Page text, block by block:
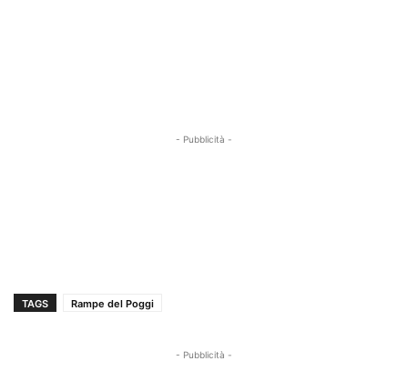
- Pubblicità -
TAGS Rampe del Poggi
- Pubblicità -